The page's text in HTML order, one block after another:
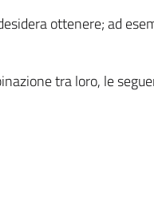
ottenere; ad
tra loro, le